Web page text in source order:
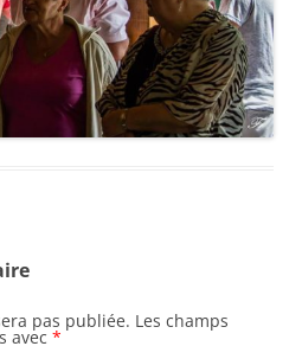
pas publiée. Les champs
avec *